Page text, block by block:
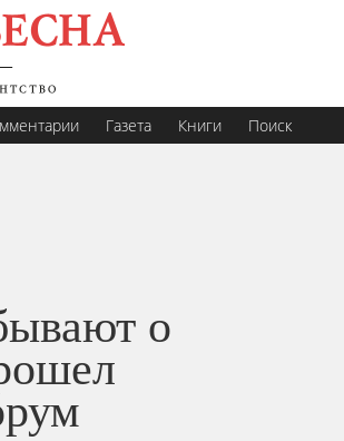
Газета Книги Поиск
о